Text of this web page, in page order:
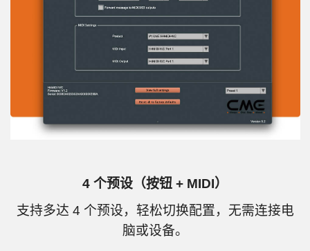
4 个预设（按钮 + MIDI）
支持多达 4 个预设，轻松切换配置，无需连接电
脑或设备。